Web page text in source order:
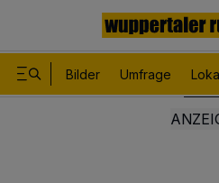
Bilder Umfrage